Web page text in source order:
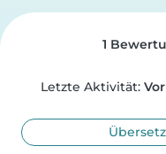
1
Letzte Aktivität: